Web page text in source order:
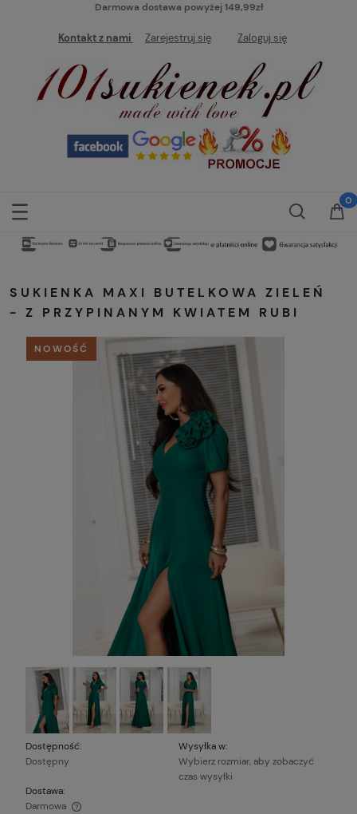
Darmowa dostawa powyżej 149,99zł
Kontakt z nami Zarejestruj się Zaloguj się
SUKIENKA MAXI BUTELKOWA ZIELEŃ
- Z PRZYPINANYM KWIATEM RUBI
NOWOŚĆ
Dostępność:
Dostępny
Wysyłka w:
Wybierz rozmiar, aby zobaczyć
czas wysyłki
Dostawa:
Darmowa